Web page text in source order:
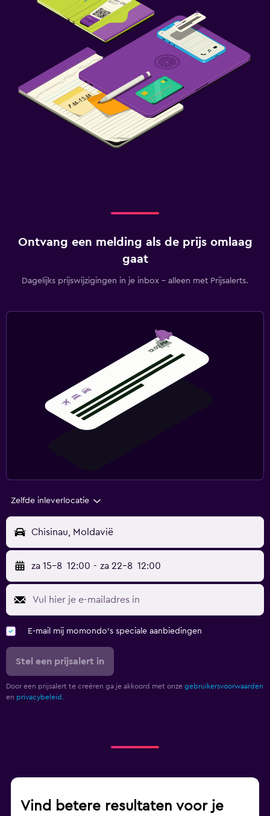
Ontvang een melding als de prijs omlaag
gaat
Dagelijks prijswijzigingen in je inbox - alleen met Prijsalerts.
Zelfde inleverlocatie
Chisinau, Moldavië
za 15-8 12:00 - za 22-8 12:00
E-mail mij momondo's speciale aanbiedingen
Stel een prijsalert in
Door een prijsalert te creëren ga je akkoord met onze gebruikersvoorwaarden
en privacybeleid.
Vind betere resultaten voor je